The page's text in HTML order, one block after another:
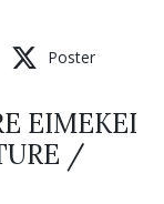
Poster
EIMEKEI
/